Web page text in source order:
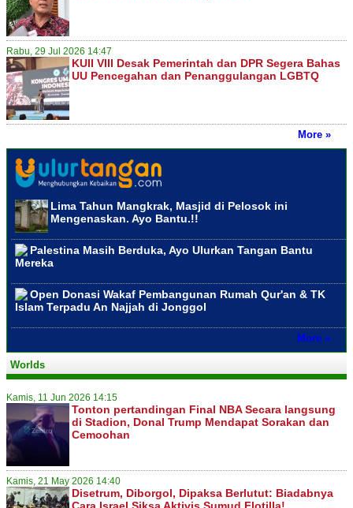
Rabu, 29 Jul 2026 14:47
KUII VIII Desak Pemerintah dan DPR Segera Bahas
UU Pencegahan dan Penanggulangan LGBTQ
More »
Lima Tahun Mangkrak, Masjid di Pelosok ini
Mengenaskan. Ayo Bantu.!!
Palestina Masih Berduka, Ayo Ulurkan Tangan Bantu
Mereka
Open Donasi Wakaf Pembangunan Rumah Qur'an & TK
Islam Terpadu An Najjah di Jonggol
More »
Worlds
Kamis, 11 Jun 2026 14:15
Tonton pertandingan Final NBA Secara langsung
di Stadion, Donal Trump Mendapat Sorakan dan
Cemoohan
Kamis, 21 May 2026 14:40
Disetrum, Diborgol, Dipaksa Berlutut: Biadabnya